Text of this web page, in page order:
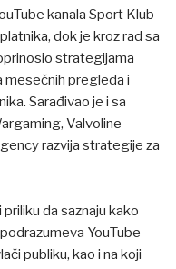
kanala Sport Klub
dok je kroz rad sa
strategijama
mesečnih pregleda i
Sarađivao je i sa
Valvoline
razvija strategije za
da saznaju kako
YouTube
publiku, kao i na koji